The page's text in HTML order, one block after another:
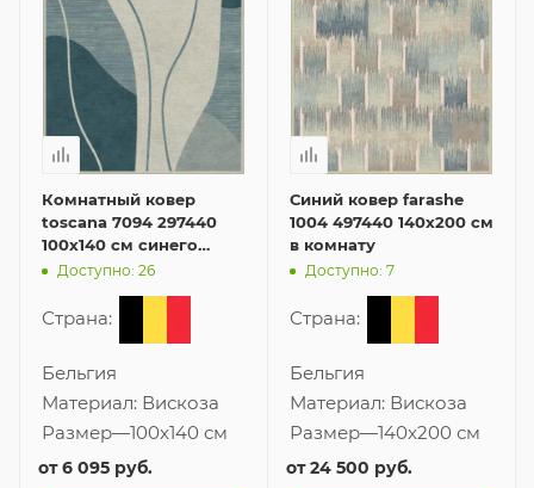
Комнатный ковер
toscana 7094 297440
100x140 см синего
цвета
Доступно: 26
Страна:
Бельгия
Материал: Вискоза
Размер—100x140 см
от6 095 руб.
Синий ковер farashe
1004 497440 140x200 см
в комнату
Доступно: 7
Страна:
Бельгия
Материал: Вискоза
Размер—140x200 см
от24 500 руб.